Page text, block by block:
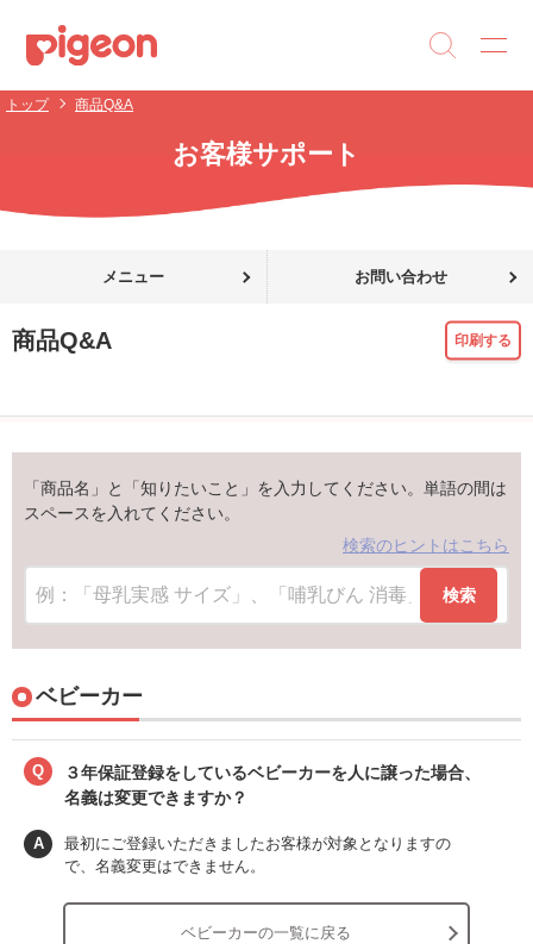
トップ 商品Q&A
お客様サポート
メニュー お問い合わせ
商品Q&A 印刷する
「商品名」と「知りたいこと」を入力してください。単語の間は
スペースを入れてください。
検索のヒントはこちら
検索
ベビーカー
Q
３年保証登録をしているベビーカーを人に譲った場合、
名義は変更できますか？
A
最初にご登録いただきましたお客様が対象となりますの
で、名義変更はできません。
ベビーカーの一覧に戻る